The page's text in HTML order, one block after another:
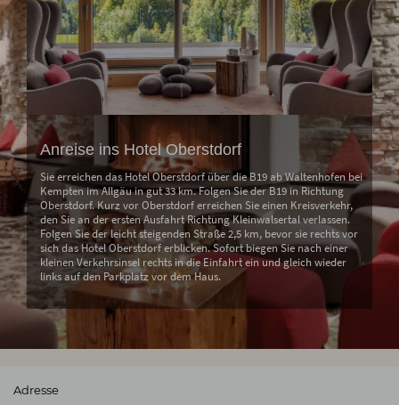
Anreise ins Hotel Oberstdorf
Sie erreichen das Hotel Oberstdorf über die B19 ab Waltenhofen bei
Kempten im Allgäu in gut 33 km. Folgen Sie der B19 in Richtung
Oberstdorf. Kurz vor Oberstdorf erreichen Sie einen Kreisverkehr,
den Sie an der ersten Ausfahrt Richtung Kleinwalsertal verlassen.
Folgen Sie der leicht steigenden Straße 2,5 km, bevor sie rechts vor
sich das Hotel Oberstdorf erblicken. Sofort biegen Sie nach einer
kleinen Verkehrsinsel rechts in die Einfahrt ein und gleich wieder
links auf den Parkplatz vor dem Haus.
Adresse